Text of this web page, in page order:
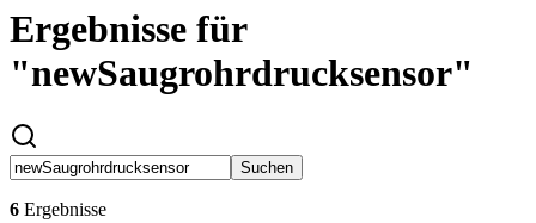
Ergebnisse für
"newSaugrohrdrucksensor"
Suchen
6 Ergebnisse